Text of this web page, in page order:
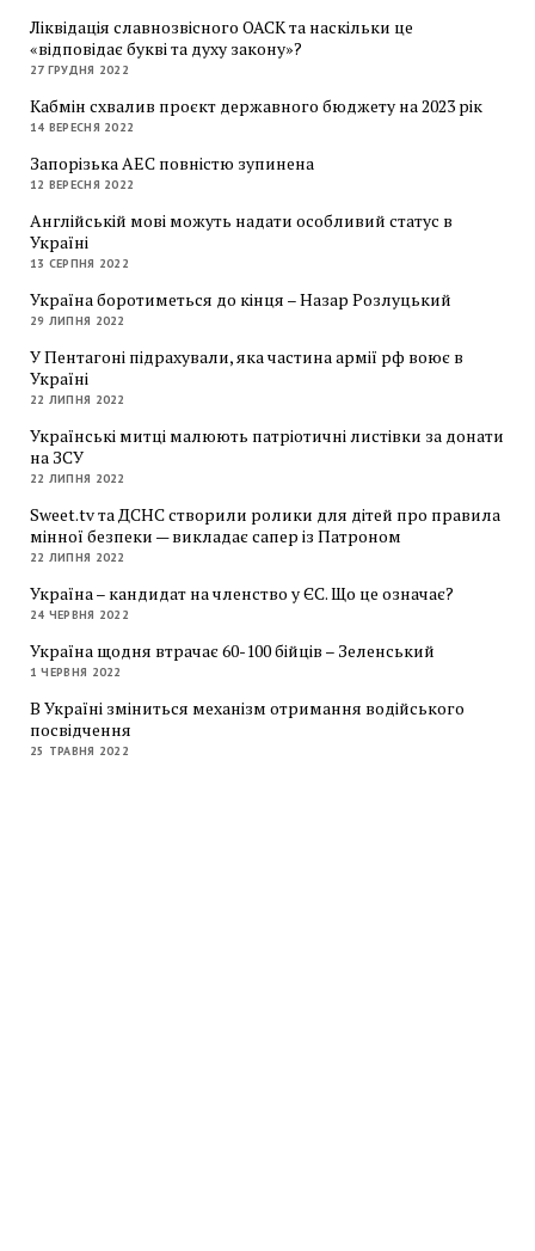
Ліквідація славнозвісного ОАСК та наскільки це
«відповідає букві та духу закону»?
27 ГРУДНЯ 2022
Кабмін схвалив проєкт державного бюджету на 2023 рік
14 ВЕРЕСНЯ 2022
Запорізька АЕС повністю зупинена
12 ВЕРЕСНЯ 2022
Англійській мові можуть надати особливий статус в
Україні
13 СЕРПНЯ 2022
Україна боротиметься до кінця – Назар Розлуцький
29 ЛИПНЯ 2022
У Пентагоні підрахували, яка частина армії рф воює в
Україні
22 ЛИПНЯ 2022
Українські митці малюють патріотичні листівки за донати
на ЗСУ
22 ЛИПНЯ 2022
Sweet.tv та ДСНС створили ролики для дітей про правила
мінної безпеки — викладає сапер із Патроном
22 ЛИПНЯ 2022
Україна – кандидат на членство у ЄС. Що це означає?
24 ЧЕРВНЯ 2022
Україна щодня втрачає 60-100 бійців – Зеленський
1 ЧЕРВНЯ 2022
В Україні зміниться механізм отримання водійського
посвідчення
25 ТРАВНЯ 2022